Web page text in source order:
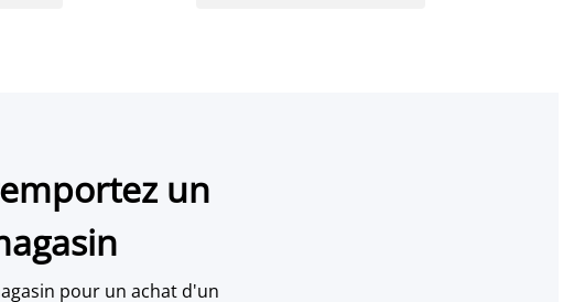
un
pour un achat d'un